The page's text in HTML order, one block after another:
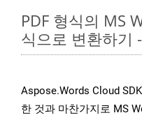
PDF 형식의 MS
식으로 변환하기
Aspose.Words Cloud
한 것과 마찬가지로 MS